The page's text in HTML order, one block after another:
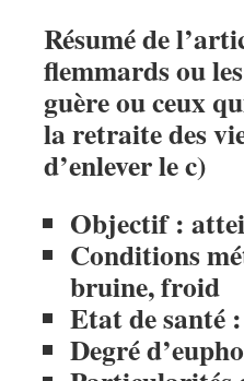
Résumé de
flemmards ou
guère ou ceux
la retraite des
d’enlever le c)
Objectif :
Conditions
bruine, froid
Etat de santé
Degré